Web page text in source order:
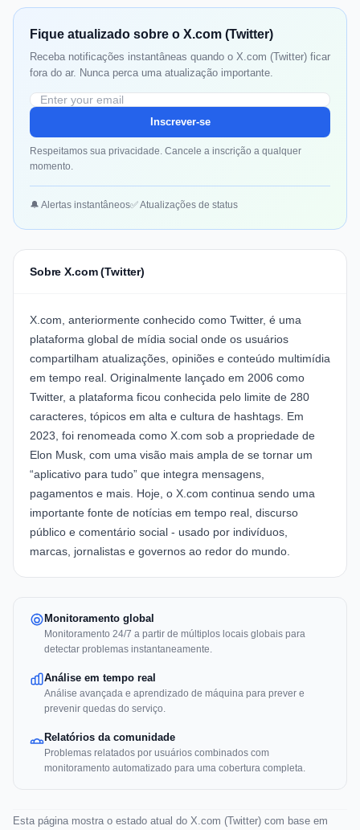
Fique atualizado sobre o X.com (Twitter)
Receba notificações instantâneas quando o X.com (Twitter) ficar
fora do ar. Nunca perca uma atualização importante.
Inscrever-se
Respeitamos sua privacidade. Cancele a inscrição a qualquer
momento.
🔔 Alertas instantâneos✅ Atualizações de status
Sobre X.com (Twitter)
X.com, anteriormente conhecido como Twitter, é uma
plataforma global de mídia social onde os usuários
compartilham atualizações, opiniões e conteúdo multimídia
em tempo real. Originalmente lançado em 2006 como
Twitter, a plataforma ficou conhecida pelo limite de 280
caracteres, tópicos em alta e cultura de hashtags. Em
2023, foi renomeada como X.com sob a propriedade de
Elon Musk, com uma visão mais ampla de se tornar um
“aplicativo para tudo” que integra mensagens,
pagamentos e mais. Hoje, o X.com continua sendo uma
importante fonte de notícias em tempo real, discurso
público e comentário social - usado por indivíduos,
marcas, jornalistas e governos ao redor do mundo.
Monitoramento global
Monitoramento 24/7 a partir de múltiplos locais globais para
detectar problemas instantaneamente.
Análise em tempo real
Análise avançada e aprendizado de máquina para prever e
prevenir quedas do serviço.
Relatórios da comunidade
Problemas relatados por usuários combinados com
monitoramento automatizado para uma cobertura completa.
Esta página mostra o estado atual do X.com (Twitter) com base em